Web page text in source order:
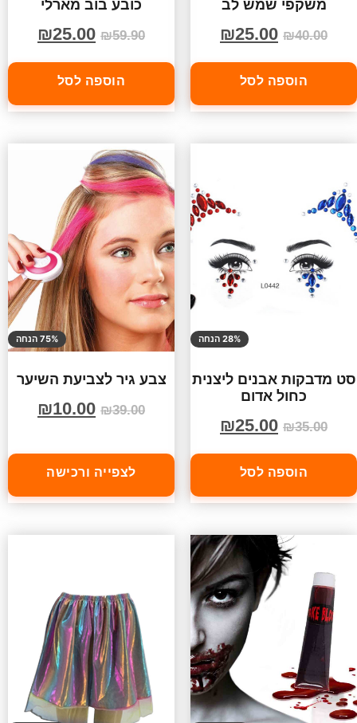
משקפי שמש לב
₪40.00
₪25.00
הוספה לסל
כובע בוב מארלי
₪59.90
₪25.00
הוספה לסל
28% הנחה
סט מדבקות אבנים ליצנית
כחול אדום
₪35.00
₪25.00
הוספה לסל
75% הנחה
צבע גיר לצביעת השיער
₪39.00
₪10.00
לצפייה ורכישה